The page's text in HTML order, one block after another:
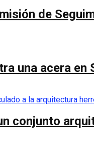
de
una acera en
conjunto